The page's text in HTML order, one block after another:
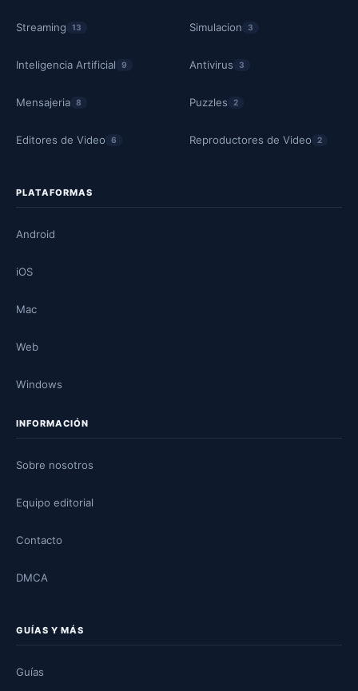
Streaming 13
Inteligencia Artificial 9
Mensajeria 8
Editores de Video 6
Simulacion 3
Antivirus 3
Puzzles 2
Reproductores de Video 2
PLATAFORMAS
Android
iOS
Mac
Web
Windows
INFORMACIÓN
Sobre nosotros
Equipo editorial
Contacto
DMCA
GUÍAS Y MÁS
Guías